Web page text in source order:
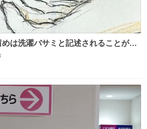
は洗濯バサミと記述されることが多
いプラスチックのクリップです。 バ
強度を調整してあるはず。